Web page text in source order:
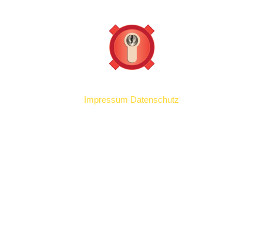
Impressum Datenschutz